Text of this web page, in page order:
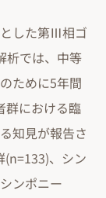
した第Ⅲ相ゴ
析では、中等
ために5年間
群における臨
知見が報告さ
(n=133)、シン
ンポニー